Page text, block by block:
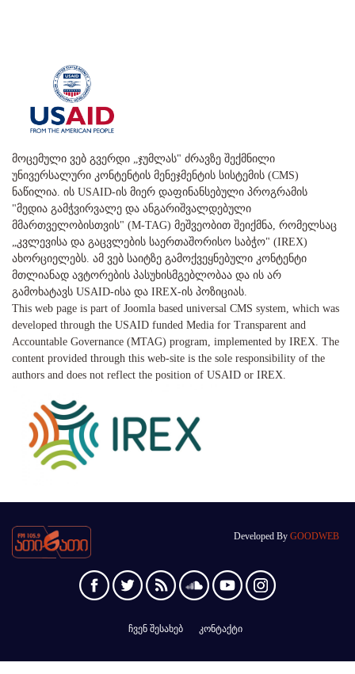
მოცემული ვებ გვერდი „ჯუმლას" ძრავზე შექმნილი
უნივერსალური კონტენტის მენეჯმენტის სისტემის (CMS)
ნაწილია. ის USAID-ის მიერ დაფინანსებული პროგრამის
"მედია გამჭვირვალე და ანგარიშვალდებული
მმართველობისთვის" (M-TAG) მეშვეობით შეიქმნა, რომელსაც
„კვლევისა და გაცვლების საერთაშორისო საბჭო" (IREX)
ახორციელებს. ამ ვებ საიტზე გამოქვეყნებული კონტენტი
მთლიანად ავტორების პასუხისმგებლობაა და ის არ
გამოხატავს USAID-ისა და IREX-ის პოზიციას.
This web page is part of Joomla based universal CMS system, which was
developed through the USAID funded Media for Transparent and
Accountable Governance (MTAG) program, implemented by IREX. The
content provided through this web-site is the sole responsibility of the
authors and does not reflect the position of USAID or IREX.
Developed By GOODWEB
ჩვენ შესახებ კონტაქტი